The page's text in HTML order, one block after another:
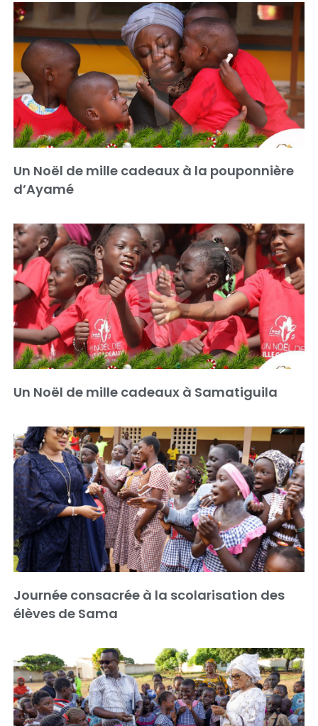
Un Noël de mille cadeaux à la pouponnière
d’Ayamé
Un Noël de mille cadeaux à Samatiguila
Journée consacrée à la scolarisation des
élèves de Sama